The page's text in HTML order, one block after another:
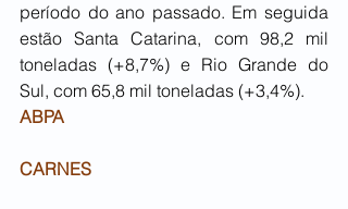
período do ano passado. Em seguida
estão Santa Catarina, com 98,2 mil
toneladas (+8,7%) e Rio Grande do
Sul, com 65,8 mil toneladas (+3,4%).
ABPA
CARNES